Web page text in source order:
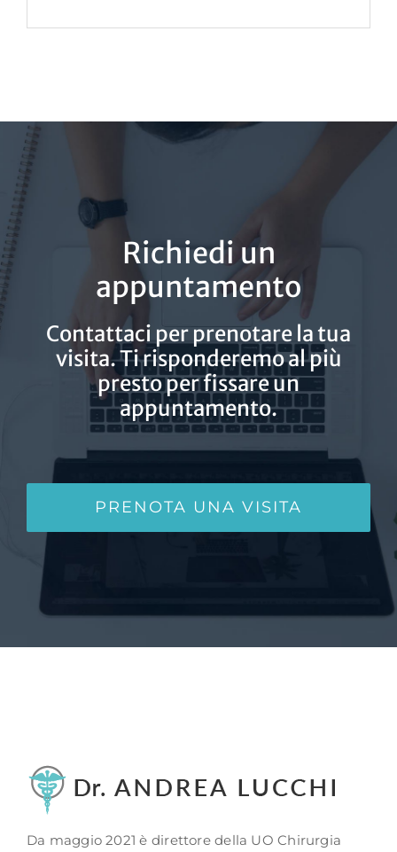
Richiedi un
appuntamento
Contattaci per prenotare la tua
visita. Ti risponderemo al più
presto per fissare un
appuntamento.
PRENOTA UNA VISITA
Da maggio 2021 è direttore della UO Chirurgia